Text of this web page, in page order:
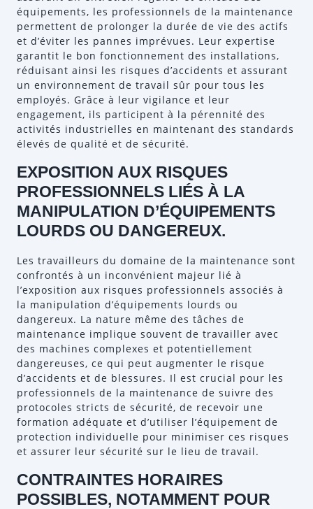
équipements, les professionnels de la maintenance
permettent de prolonger la durée de vie des actifs
et d’éviter les pannes imprévues. Leur expertise
garantit le bon fonctionnement des installations,
réduisant ainsi les risques d’accidents et assurant
un environnement de travail sûr pour tous les
employés. Grâce à leur vigilance et leur
engagement, ils participent à la pérennité des
activités industrielles en maintenant des standards
élevés de qualité et de sécurité.
EXPOSITION AUX RISQUES
PROFESSIONNELS LIÉS À LA
MANIPULATION D’ÉQUIPEMENTS
LOURDS OU DANGEREUX.
Les travailleurs du domaine de la maintenance sont
confrontés à un inconvénient majeur lié à
l’exposition aux risques professionnels associés à
la manipulation d’équipements lourds ou
dangereux. La nature même des tâches de
maintenance implique souvent de travailler avec
des machines complexes et potentiellement
dangereuses, ce qui peut augmenter le risque
d’accidents et de blessures. Il est crucial pour les
professionnels de la maintenance de suivre des
protocoles stricts de sécurité, de recevoir une
formation adéquate et d’utiliser l’équipement de
protection individuelle pour minimiser ces risques
et assurer leur sécurité sur le lieu de travail.
CONTRAINTES HORAIRES
POSSIBLES, NOTAMMENT POUR